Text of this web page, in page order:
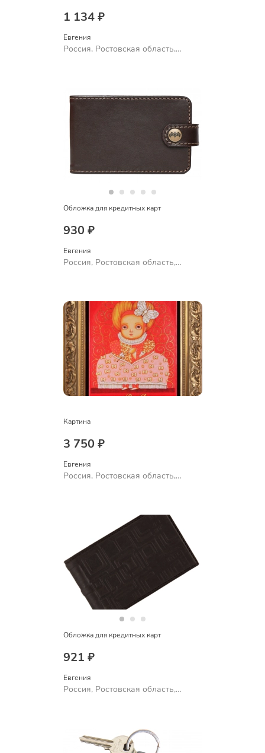
1 134 ₽
Евгения
Россия, Ростовская область,
Обложка для кредитных карт
930 ₽
Евгения
Россия, Ростовская область,
Картина
3 750 ₽
Евгения
Россия, Ростовская область,
Обложка для кредитных карт
921 ₽
Евгения
Россия, Ростовская область,